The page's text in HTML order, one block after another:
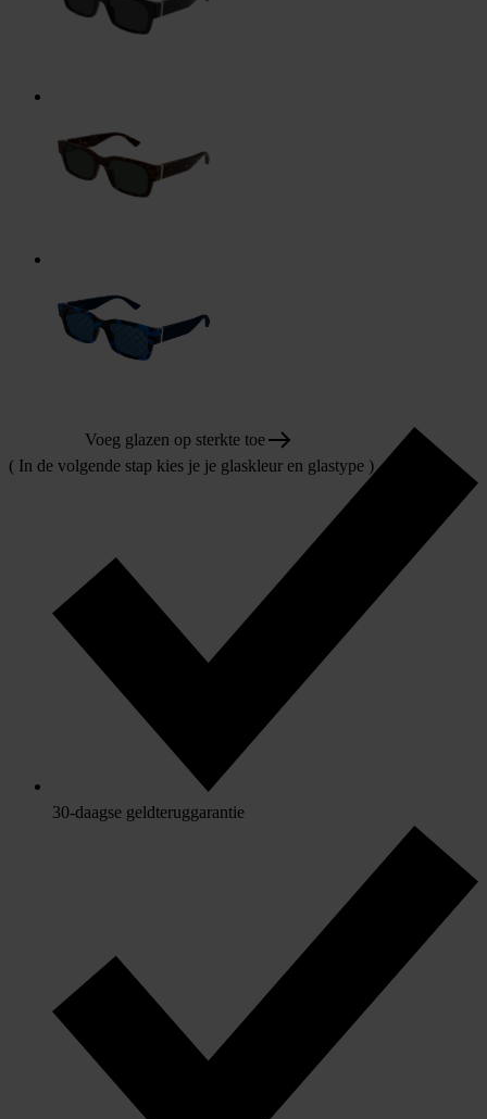
Voeg glazen op sterkte toe
( In de volgende stap kies je je glaskleur en glastype )
30-daagse geldteruggarantie